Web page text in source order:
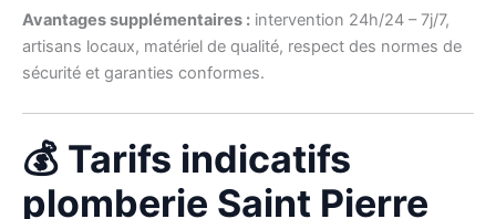
Avantages supplémentaires : intervention 24h/24 – 7j/7,
artisans locaux, matériel de qualité, respect des normes de
sécurité et garanties conformes.
💰 Tarifs indicatifs
plomberie Saint Pierre